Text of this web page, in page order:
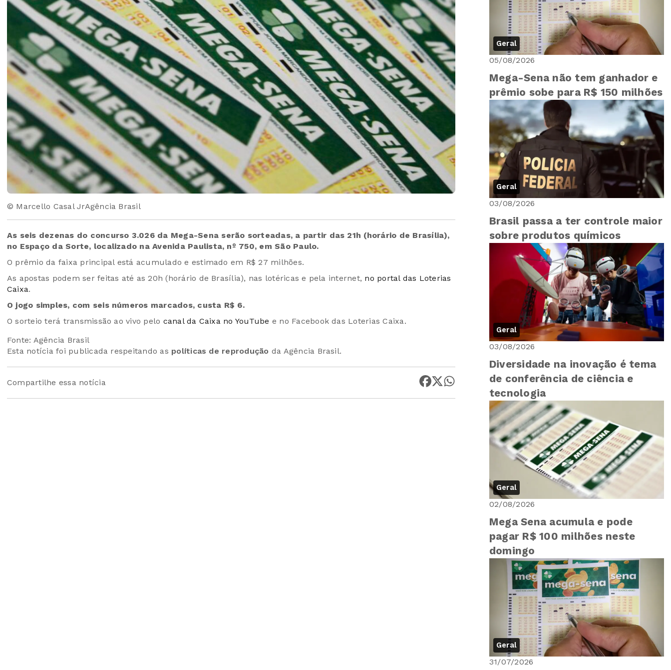
© Marcello Casal JrAgência Brasil
As seis dezenas do concurso 3.026 da Mega-Sena serão sorteadas, a partir das 21h (horário de Brasília),
no Espaço da Sorte, localizado na Avenida Paulista, nº 750, em São Paulo.
O prêmio da faixa principal está acumulado e estimado em R$ 27 milhões.
As apostas podem ser feitas até as 20h (horário de Brasília), nas lotéricas e pela internet, no portal das Loterias
Caixa.
O jogo simples, com seis números marcados, custa R$ 6.
O sorteio terá transmissão ao vivo pelo canal da Caixa no YouTube e no Facebook das Loterias Caixa.
Fonte: Agência Brasil
Esta notícia foi publicada respeitando as políticas de reprodução da Agência Brasil.
Compartilhe essa notícia
Geral
05/08/2026
Mega-Sena não tem ganhador e
prêmio sobe para R$ 150 milhões
Geral
03/08/2026
Brasil passa a ter controle maior
sobre produtos químicos
Geral
03/08/2026
Diversidade na inovação é tema
de conferência de ciência e
tecnologia
Geral
02/08/2026
Mega Sena acumula e pode
pagar R$ 100 milhões neste
domingo
Geral
31/07/2026